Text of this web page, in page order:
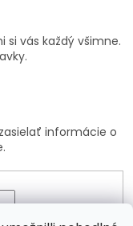
si vás každý všimne.
informácie o